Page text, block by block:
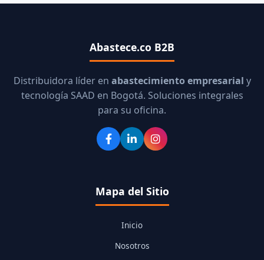
Abastece.co B2B
Distribuidora líder en abastecimiento empresarial y
tecnología SAAD en Bogotá. Soluciones integrales
para su oficina.
Mapa del Sitio
Inicio
Nosotros